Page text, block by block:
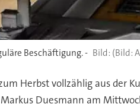
Beschäftigung. - (Bild:
Herbst vollzählig aus der
Duesmann am